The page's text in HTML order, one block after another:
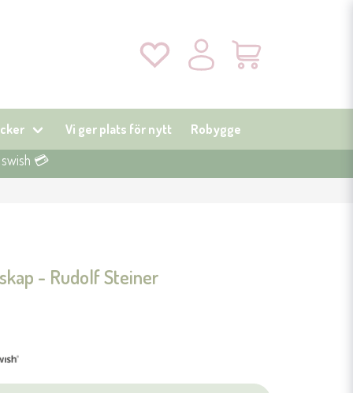
Vi ger plats för nytt Robygge
swish 💳
- Rudolf Steiner